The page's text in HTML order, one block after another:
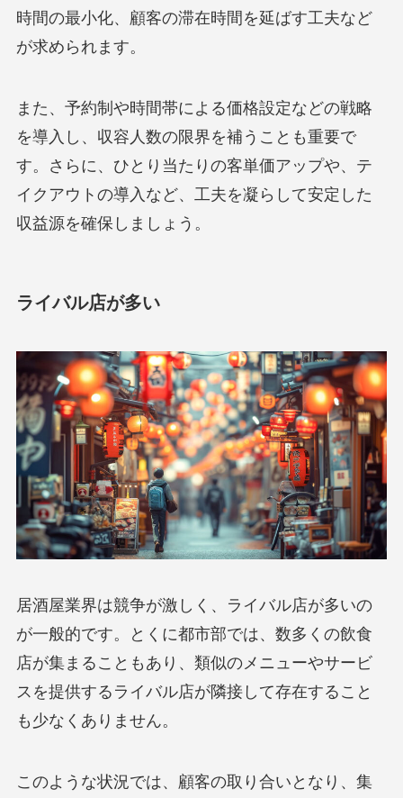
時間の最小化、顧客の滞在時間を延ばす工夫など
が求められます。
また、予約制や時間帯による価格設定などの戦略
を導入し、収容人数の限界を補うことも重要で
す。さらに、ひとり当たりの客単価アップや、テ
イクアウトの導入など、工夫を凝らして安定した
収益源を確保しましょう。
ライバル店が多い
居酒屋業界は競争が激しく、ライバル店が多いの
が一般的です。とくに都市部では、数多くの飲食
店が集まることもあり、類似のメニューやサービ
スを提供するライバル店が隣接して存在すること
も少なくありません。
このような状況では、顧客の取り合いとなり、集